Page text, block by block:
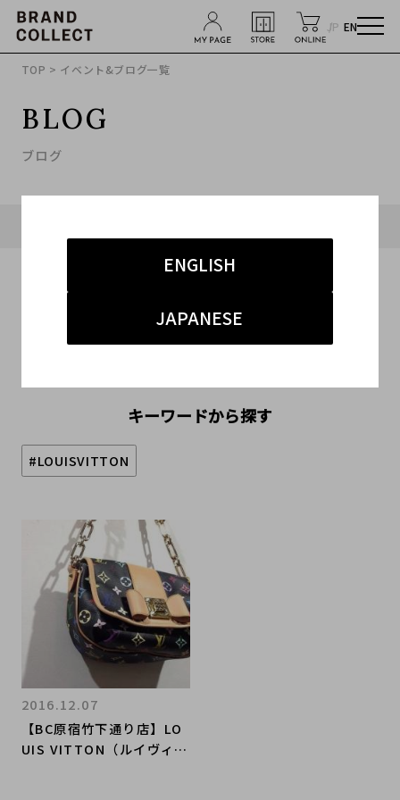
JP EN
ENGLISH
JAPANESE
TOP > イベント&ブログ一覧
BLOG
ブログ
キーワードから探す
#LOUISVITTON
【BC原宿竹下通り店】LO
UIS VITTON（ルイヴィト
2016.12.07